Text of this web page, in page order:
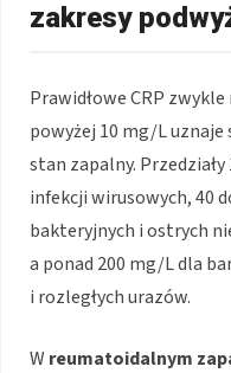
zakresy
Prawidłowe CRP
powyżej 10 mg/L
stan zapalny.
infekcji wirusowych, 40
bakteryjnych i ostrych
a ponad 200 mg/L dla
i rozległych urazów.
W reumatoidalnym